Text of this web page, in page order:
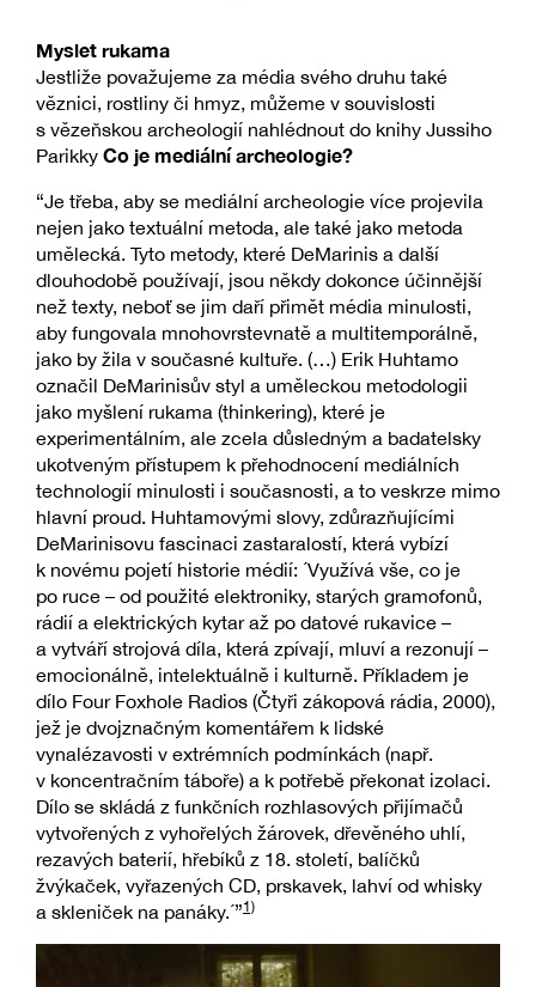
Myslet rukama
Jestliže považujeme za média svého druhu také
věznici, rostliny či hmyz, můžeme v souvislosti
s vězeňskou archeologií nahlédnout do knihy Jussiho
Parikky Co je mediální archeologie?
“Je třeba, aby se mediální archeologie více projevila
nejen jako textuální metoda, ale také jako metoda
umělecká. Tyto metody, které DeMarinis a další
dlouhodobě používají, jsou někdy dokonce účinnější
než texty, neboť se jim daří přimět média minulosti,
aby fungovala mnohovrstevnatě a multitemporálně,
jako by žila v současné kultuře. (…) Erik Huhtamo
označil DeMarinisův styl a uměleckou metodologii
jako myšlení rukama (thinkering), které je
experimentálním, ale zcela důsledným a badatelsky
ukotveným přístupem k přehodnocení mediálních
technologií minulosti i současnosti, a to veskrze mimo
hlavní proud. Huhtamovými slovy, zdůrazňujícími
DeMarinisovu fascinaci zastaralostí, která vybízí
k novému pojetí historie médií: ´Využívá vše, co je
po ruce – od použité elektroniky, starých gramofonů,
rádií a elektrických kytar až po datové rukavice –
a vytváří strojová díla, která zpívají, mluví a rezonují –
emocionálně, intelektuálně i kulturně. Příkladem je
dílo Four Foxhole Radios (Čtyři zákopová rádia, 2000),
jež je dvojznačným komentářem k lidské
vynalézavosti v extrémních podmínkách (např.
v koncentračním táboře) a k potřebě překonat izolaci.
Dílo se skládá z funkčních rozhlasových přijímačů
vytvořených z vyhořelých žárovek, dřevěného uhlí,
rezavých baterií, hřebíků z 18. století, balíčků
žvýkaček, vyřazených CD, prskavek, lahví od whisky
a skleniček na panáky.´”1)